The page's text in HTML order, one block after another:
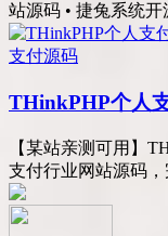
站源码 • 捷兔系统开
支付源码
THinkPHP个人
【某站亲测可用】
支付行业网站源码，